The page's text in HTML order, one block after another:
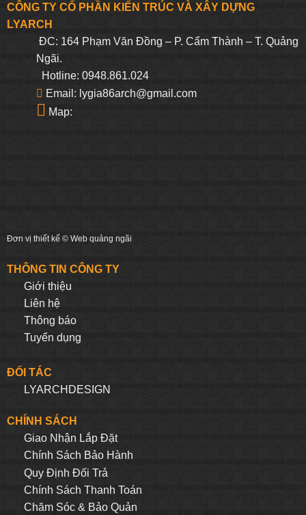
CÔNG TY CỔ PHẦN KIẾN TRÚC VÀ XÂY DỰNG
LYARCH
ĐC: 164 Phạm Văn Đồng – P. Cẩm Thành – T. Quảng
Ngãi.
Hotline: 0948.861.024
Email: lygia86arch@gmail.com
Map:
Đơn vị thiết kế © Web quảng ngãi
THÔNG TIN CÔNG TY
Giới thiệu
Liên hệ
Thông báo
Tuyển dụng
ĐỐI TÁC
LYARCHDESIGN
CHÍNH SÁCH
Giao Nhận Lắp Đặt
Chính Sách Bảo Hành
Quy Định Đối Trả
Chính Sách Thanh Toán
Chăm Sóc & Bảo Quản